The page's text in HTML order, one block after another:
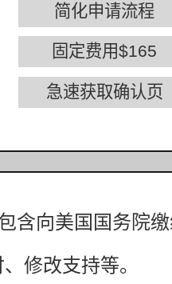
简化申请流程
固定费用$165
急速获取确认页
含向美国国务院缴
修改支持等。